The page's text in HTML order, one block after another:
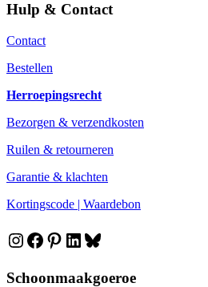
Hulp & Contact
Contact
Bestellen
Herroepingsrecht
Bezorgen & verzendkosten
Ruilen & retourneren
Garantie & klachten
Kortingscode | Waardebon
Instagram
Facebook
Pinterest
LinkedIn
Bluesky
Schoonmaakgoeroe